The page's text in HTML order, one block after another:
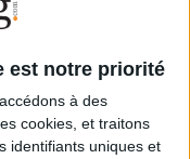
est notre priorité
à des
cookies, et traitons
identifiants uniques et